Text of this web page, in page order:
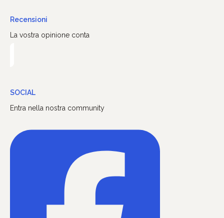
Recensioni
La vostra opinione conta
SOCIAL
Entra nella nostra community